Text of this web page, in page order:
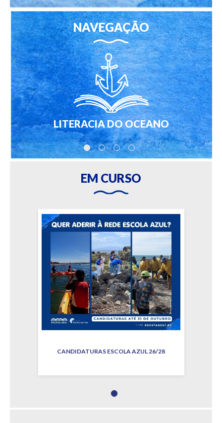
NAVEGAÇÃO
LITERACIA DO OCEANO
EM CURSO
CANDIDATURAS ESCOLA AZUL 26/28